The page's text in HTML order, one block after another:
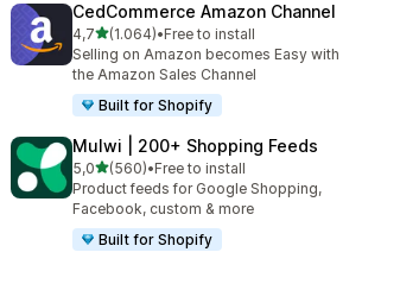
CedCommerce Amazon Channel
4,75 yıldız üzerinden
(1.064)
toplam 1064 değerlendirme
•Free to install
Selling on Amazon becomes Easy with
the Amazon Sales Channel
Built for Shopify
Mulwi | 200+ Shopping Feeds
5,05 yıldız üzerinden
(560)
toplam 560 değerlendirme
•Free to install
Product feeds for Google Shopping,
Facebook, custom & more
Built for Shopify